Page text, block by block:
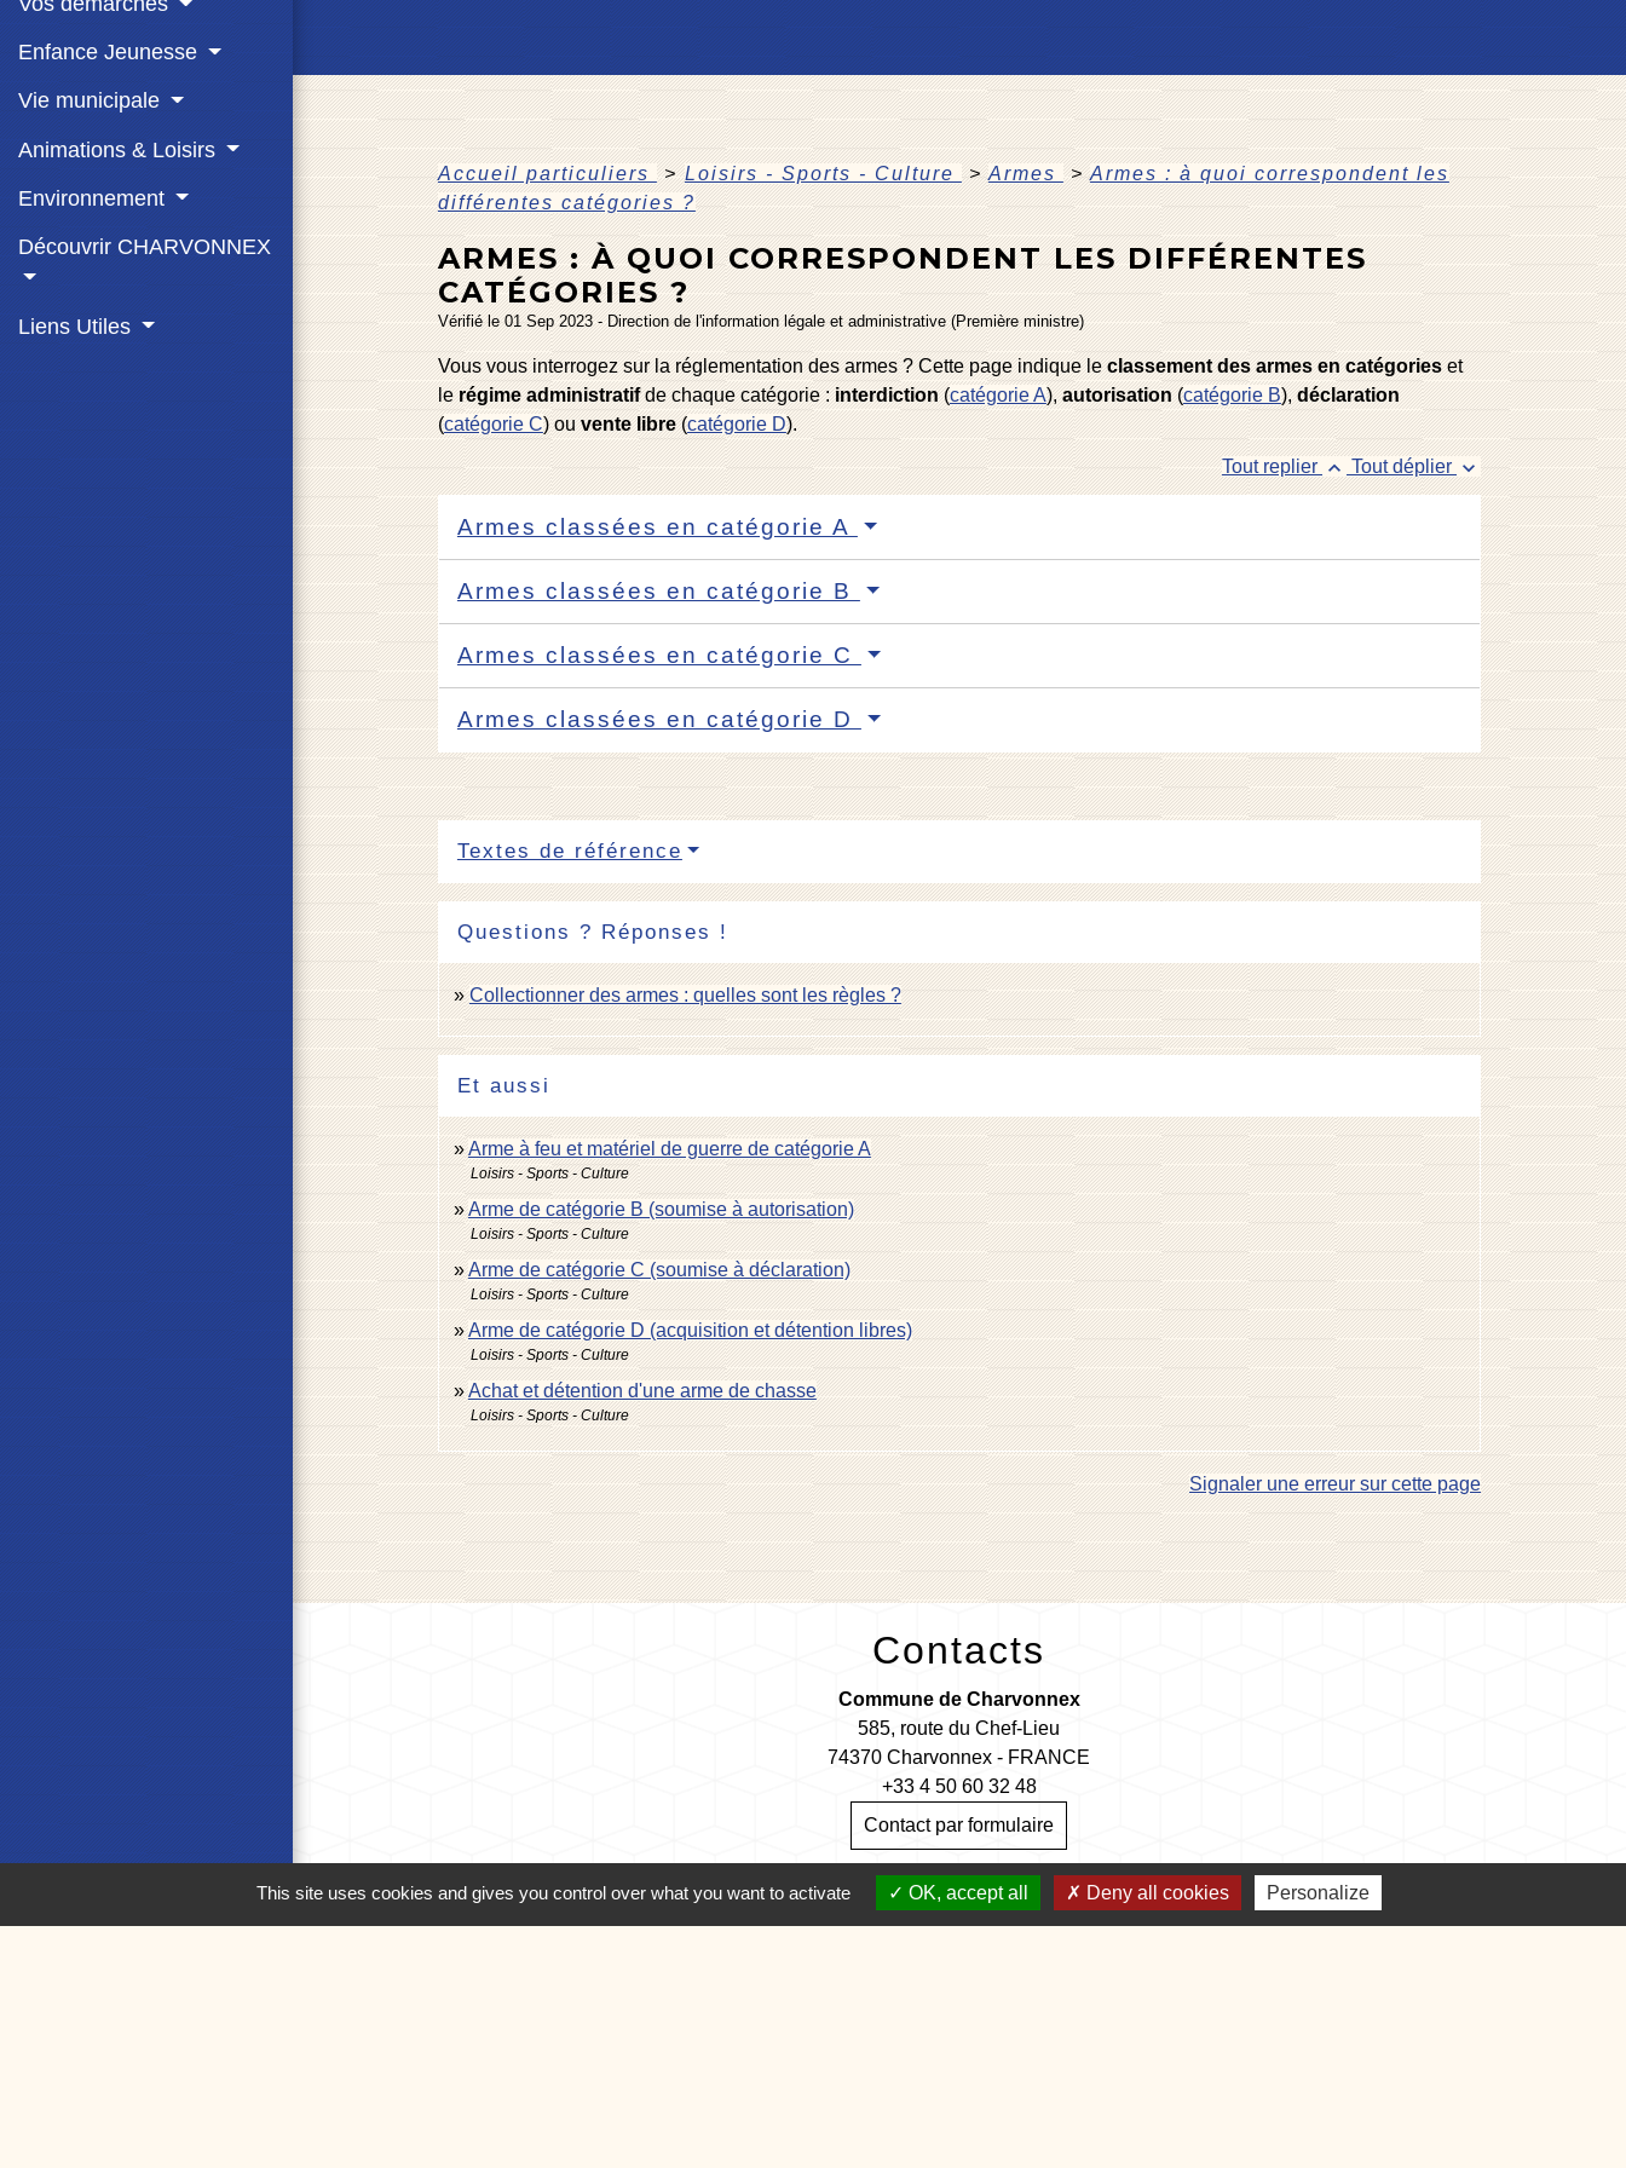
Enfance Jeunesse
Vie municipale
Animations & Loisirs
Environnement
Découvrir CHARVONNEX
Liens Utiles
Accueil particuliers > Loisirs - Sports - Culture > Armes > Armes : à quoi correspondent les
différentes catégories ?
ARMES : À QUOI CORRESPONDENT LES DIFFÉRENTES
CATÉGORIES ?
Vérifié le 01 Sep 2023 - Direction de l'information légale et administrative (Première ministre)
Vous vous interrogez sur la réglementation des armes ? Cette page indique leclassement des armes en catégorieset
lerégime administratifde chaque catégorie :interdiction(catégorie A),autorisation(catégorie B),déclaration
(catégorie C) ouvente libre(catégorie D).
Tout replier keyboard_arrow_up Tout déplier keyboard_arrow_down
Armes classées en catégorie A
Armes classées en catégorie B
Armes classées en catégorie C
Armes classées en catégorie D
Textes de référence
Questions ? Réponses !
Collectionner des armes : quelles sont les règles ?
Et aussi
Arme à feu et matériel de guerre de catégorie A
Loisirs - Sports - Culture
Arme de catégorie B (soumise à autorisation)
Loisirs - Sports - Culture
Arme de catégorie C (soumise à déclaration)
Loisirs - Sports - Culture
Arme de catégorie D (acquisition et détention libres)
Loisirs - Sports - Culture
Achat et détention d'une arme de chasse
Loisirs - Sports - Culture
Signaler une erreur sur cette page
Contacts
Commune de Charvonnex
585, route du Chef-Lieu
74370 Charvonnex - FRANCE
+33 4 50 60 32 48
Contact par formulaire
🕐 HORAIRES de MAIRIE
This site uses cookies and gives you control over what you want to activate OK, accept all Deny all cookies Personalize